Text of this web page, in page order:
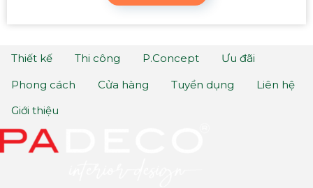
Thiết kế Thi công P.Concept
Ưu đãi
Phong cách
Cửa hàng Tuyển dụng
Liên hệ
Giới thiệu